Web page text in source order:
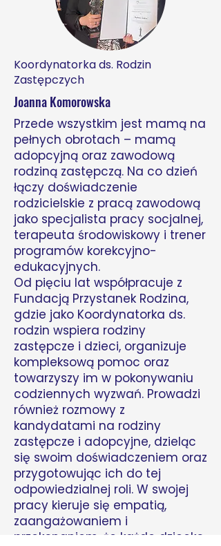
Koordynatorka ds. Rodzin
Zastępczych
Joanna Komorowska
Przede wszystkim jest mamą na
pełnych obrotach – mamą
adopcyjną oraz zawodową
rodziną zastępczą. Na co dzień
łączy doświadczenie
rodzicielskie z pracą zawodową
jako specjalista pracy socjalnej,
terapeuta środowiskowy i trener
programów korekcyjno-
edukacyjnych.
Od pięciu lat współpracuje z
Fundacją Przystanek Rodzina,
gdzie jako Koordynatorka ds.
rodzin wspiera rodziny
zastępcze i dzieci, organizuje
kompleksową pomoc oraz
towarzyszy im w pokonywaniu
codziennych wyzwań. Prowadzi
również rozmowy z
kandydatami na rodziny
zastępcze i adopcyjne, dzieląc
się swoim doświadczeniem oraz
przygotowując ich do tej
odpowiedzialnej roli. W swojej
pracy kieruje się empatią,
zaangażowaniem i
przekonaniem, że każde dziecko